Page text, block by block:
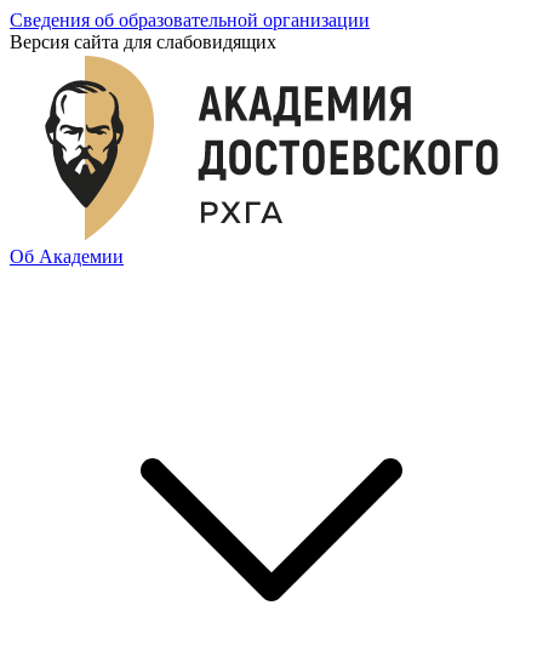
Сведения об образовательной организации
Версия сайта для слабовидящих
Об Академии